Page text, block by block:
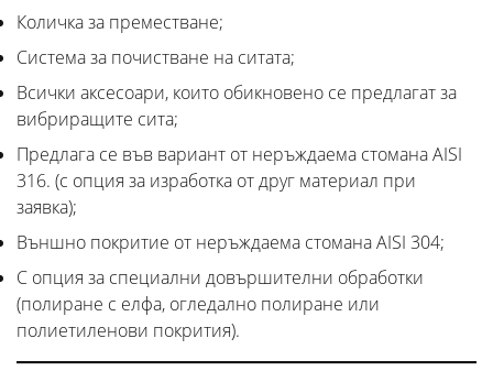
Количка за преместване;
Система за почистване на ситата;
Всички аксесоари, които обикновено се предлагат за
вибриращите сита;
Предлага се във вариант от неръждаема стомана AISI
316. (с опция за изработка от друг материал при
заявка);
Външно покритие от неръждаема стомана AISI 304;
С опция за специални довършителни обработки
(полиране с елфа, огледално полиране или
полиетиленови покрития).